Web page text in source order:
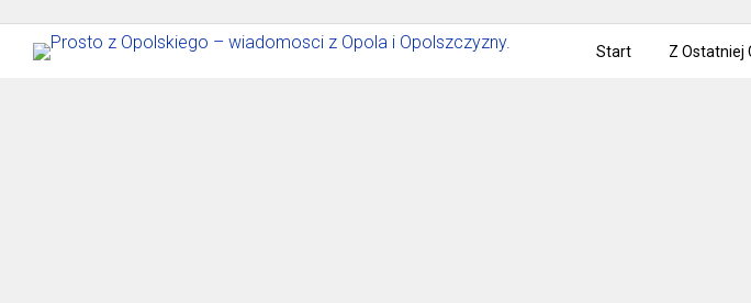
Start Z Ostatniej